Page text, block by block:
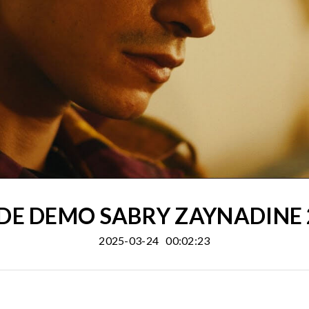
DEMO SABRY
2025-03-24 00:02:23